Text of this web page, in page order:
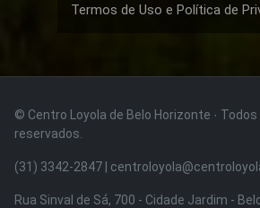
Termos de Uso e Política de
© Centro Loyola de Belo Horizonte ·
reservados.
(31) 3342-2847 |
Rua Sinval de Sá, 700 - Cidade Jardim -